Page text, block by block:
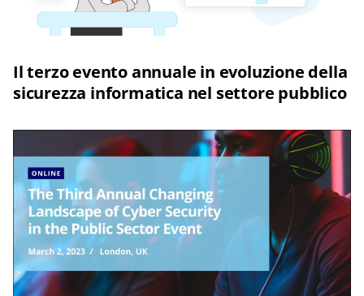
Il terzo evento annuale in evoluzione della
sicurezza informatica nel settore pubblico